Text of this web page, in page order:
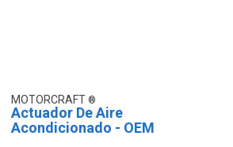
MOTORCRAFT
Actuador De Aire
Acondicionado - OEM